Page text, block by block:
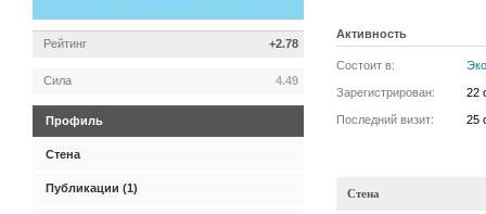
Активность
Состоит в:
Зарегистрирован: 22
Последний визит: 25
Стена
Рейтинг +2.78
Сила 4.49
Профиль
Стена
Публикации (1)